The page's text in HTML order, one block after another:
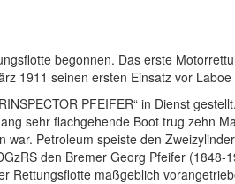
begonnen. Das erste
1911 seinen ersten Einsatz vor
PFEIFER“ in Dienst
sehr flachgehende Boot trug zehn
Petroleum speiste den
den Bremer Georg Pfeifer (1848-
Rettungsflotte maßgeblich